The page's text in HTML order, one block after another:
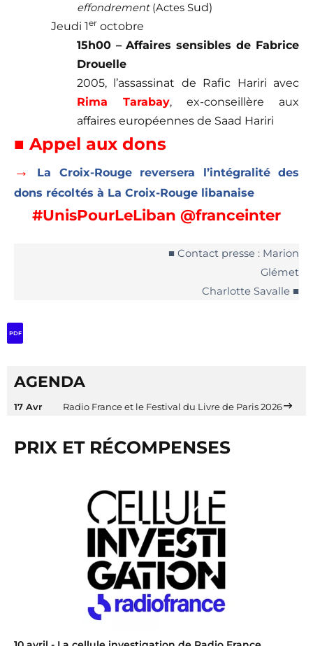
effondrement(Actes Sud)
Jeudi 1er octobre
15h00 – Affaires sensibles de Fabrice
Drouelle
2005, l’assassinat de Rafic Hariri avec
Rima Tarabay, ex-conseillère aux
affaires européennes de Saad Hariri
■ Appel aux dons
→
La Croix-Rouge reversera l’intégralité des
dons récoltés à La Croix-Rouge libanaise
#UnisPourLeLiban @franceinter
■ Contact presse : Marion
Glémet
Charlotte Savalle ■
PDF
AGENDA
17 Avr Radio France et le Festival du Livre de Paris 2026
PRIX ET RÉCOMPENSES